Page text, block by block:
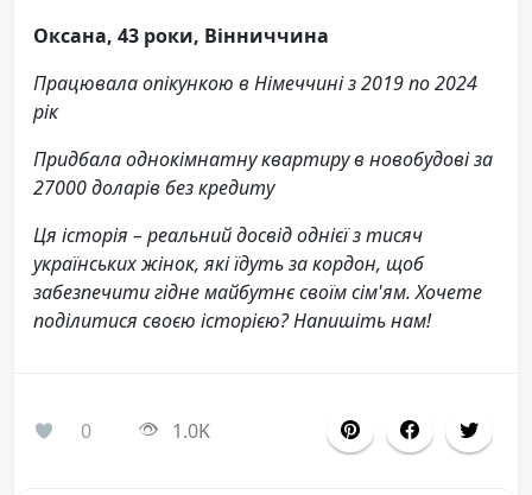
Оксана, 43 роки, Вінниччина
Працювала опікункою в Німеччині з 2019 по 2024
рік
Придбала однокімнатну квартиру в новобудові за
27000 доларів без кредиту
Ця історія – реальний досвід однієї з тисяч
українських жінок, які їдуть за кордон, щоб
забезпечити гідне майбутнє своїм сім'ям. Хочете
поділитися своєю історією? Напишіть нам!
0 1.0K